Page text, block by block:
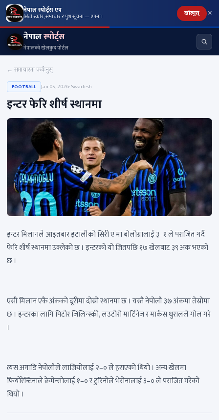
नेपाल स्पोर्ट्स एप
छिटो स्कोर, समाचार र पुश सूचना — एपमा। खोल्नुस् ×
नेपालस्पोर्ट्स
नेपालको खेलकुद पोर्टल
← समाचारमा फर्कनुस्
FOOTBALL Jan 05, 2026· Swadesh
इन्टर फेरि शीर्ष स्थानमा
इन्टर मिलानले आइतबार इटालीको सिरी ए मा बोलोग्नालाई ३–१ ले पराजित गर्दै
फेरि शीर्ष स्थानमा उक्लेको छ । इन्टरको यो जितपछि १७ खेलबाट ३९ अंक भएको
छ ।
एसी मिलान एकै अंकको दूरीमा दोस्रो स्थानमा छ । यस्तै नेपोली ३७ अंकमा तेस्रोमा
छ । इन्टरका लागि पिटोर जिलिन्स्की, लउटोरो मार्टिनेज र मार्कस थुरालले गोल गरे
।
त्यस अगाडि नेपोलीले लाजियोलाई २–० ले हराएको थियो । अन्य खेलमा
फियोरेन्टिनाले क्रेमेन्सोलाई १–० र टुरिनोले भेरोनालाई ३–० ले पराजित गरेको
थियो ।